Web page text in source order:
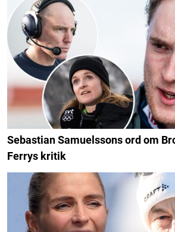
Sebastian Samuelssons ord om
Ferrys kritik